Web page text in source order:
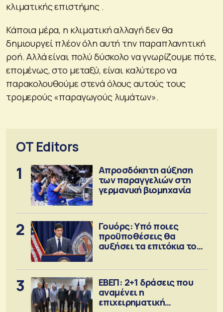
κλιματικής επιστήμης .
Κάποια μέρα, η κλιματική αλλαγή δεν θα
δημιουργεί πλέον όλη αυτή την παραπλανητική
ροή. Αλλά είναι πολύ δύσκολο να γνωρίζουμε πότε,
επομένως, στο μεταξύ, είναι καλύτερο να
παρακολουθούμε στενά όλους αυτούς τους
τρομερούς «παραγωγούς λυμάτων».
OT Editors
1
Απροσδόκητη αύξηση
των παραγγελιών στη
γερμανική βιομηχανία
2
Γουόρς: Υπό ποιες
προϋποθέσεις θα
αυξήσει τα επιτόκια τον
3
ΕΒΕΠ: 2+1 δράσεις που
αναμένει η
επιχειρηματική